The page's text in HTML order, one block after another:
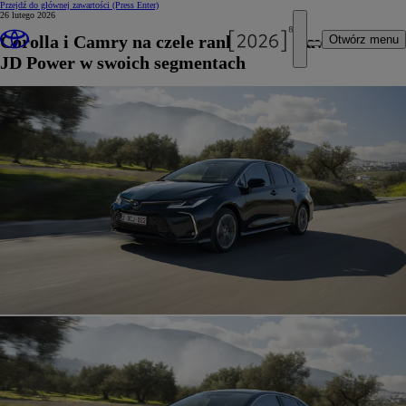
Przejdź do głównej zawartości (Press Enter)
Otwórz menu
26 lutego 2026
Corolla i Camry na czele rankingu niezawodności
JD Power w swoich segmentach